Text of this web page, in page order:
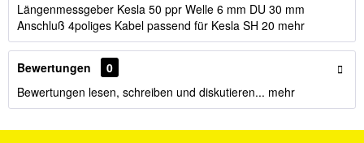
Längenmessgeber Kesla 50 ppr Welle 6 mm DU 30 mm
Anschluß 4poliges Kabel passend für Kesla SH 20 mehr
Bewertungen
0
Bewertungen lesen, schreiben und diskutieren... mehr